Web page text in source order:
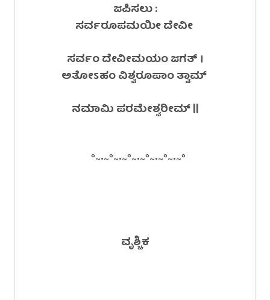
ಜಪಿಸಲು :
ಸರ್ವರೂಪಮಯೀ ದೇವೀ
ಸರ್ವಂ ದೇವೀಮಯಂ ಜಗತ್ ।
ಅತೋಽಹಂ ವಿಶ್ವರೂಪಾಂ ತ್ವಾಮ್
ನಮಾಮಿ ಪರಮೇಶ್ವರೀಮ್ ||
°~•~°~•~°~•~°~•~°~•~°
ವೃಶ್ಚಿಕ